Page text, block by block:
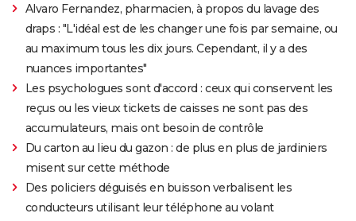
Alvaro Fernandez, pharmacien, à propos du lavage des
draps : "L'idéal est de les changer une fois par semaine, ou
au maximum tous les dix jours. Cependant, il y a des
nuances importantes"
Les psychologues sont d'accord : ceux qui conservent les
reçus ou les vieux tickets de caisses ne sont pas des
accumulateurs, mais ont besoin de contrôle
Du carton au lieu du gazon : de plus en plus de jardiniers
misent sur cette méthode
Des policiers déguisés en buisson verbalisent les
conducteurs utilisant leur téléphone au volant